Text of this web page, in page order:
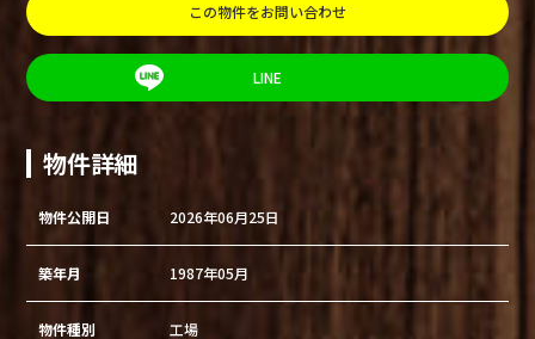
この物件をお問い合わせ
LINE
物件詳細
物件公開日 2026年06月25日
築年月 1987年05月
物件種別 工場